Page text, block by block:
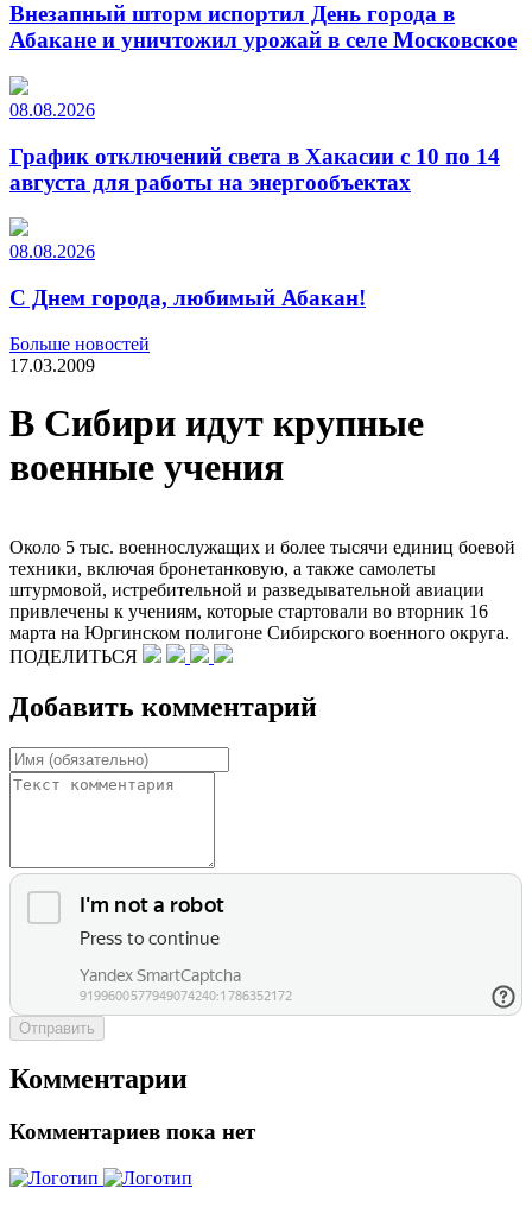
Внезапный шторм испортил День города в
Абакане и уничтожил урожай в селе Московское
08.08.2026
График отключений света в Хакасии с 10 по 14
августа для работы на энергообъектах
08.08.2026
С Днем города, любимый Абакан!
Больше новостей
17.03.2009
В Сибири идут крупные
военные учения
Около 5 тыс. военнослужащих и более тысячи единиц боевой
техники, включая бронетанковую, а также самолеты
штурмовой, истребительной и разведывательной авиации
привлечены к учениям, которые стартовали во вторник 16
марта на Юргинском полигоне Сибирского военного округа.
ПОДЕЛИТЬСЯ
Добавить комментарий
Отправить
Комментарии
Комментариев пока нет